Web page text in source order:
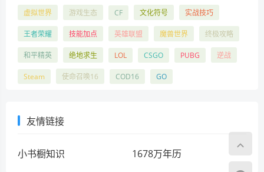
虚拟世界 游戏生态 CF 文化符号 实战技巧
王者荣耀 技能加点 英雄联盟 魔兽世界 终极攻略
和平精英 绝地求生 LOL CSGO PUBG 逆战
Steam 使命召唤16 COD16 GO
友情链接
小书橱知识 1678万年历